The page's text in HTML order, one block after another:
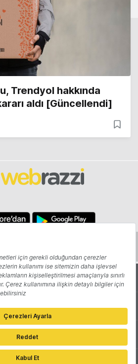
Trendyol hakkında
aldı [Güncellendi]
Yazarlar
Reklam